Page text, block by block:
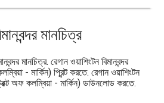
মানচিত্র
মানচিত্র. রেগান ওয়াশিংটন বিমানবন্দর
- মার্কিন) প্রিন্ট করতে. রেগান ওয়াশিংটন
অফ কলম্বিয়া - মার্কিন) ডাউনলোড করতে.